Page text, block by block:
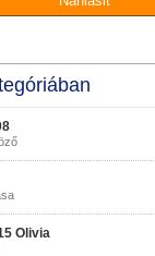
Olivia